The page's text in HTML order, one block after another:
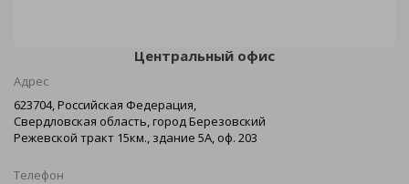
Центральный офис
Адрес
623704, Российская Федерация,
Свердловская область, город Березовский
Режевской тракт 15км., здание 5А, оф. 203
Телефон